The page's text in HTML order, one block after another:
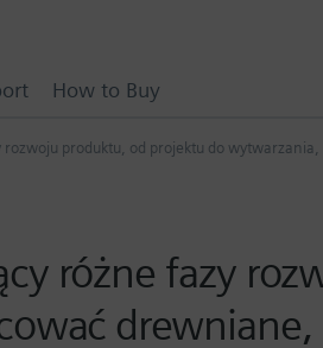
rozwoju produktu, od projektu do
różne fazy
How to Buy